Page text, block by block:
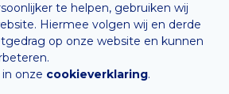
te helpen, gebruiken wij
Hiermee volgen wij en derde
op onze website en kunnen
onze cookieverklaring.